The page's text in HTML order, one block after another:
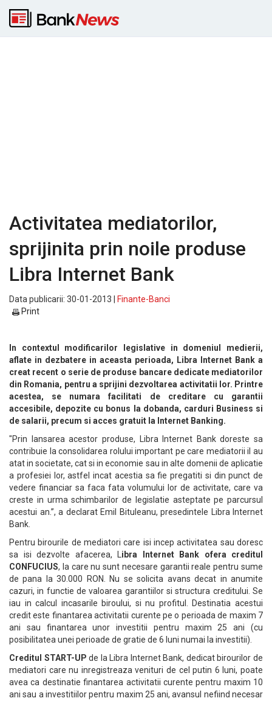
Activitatea mediatorilor,
sprijinita prin noile produse
Libra Internet Bank
Data publicarii: 30-01-2013 |
Finante-Banci
Print
In contextul modificarilor legislative in domeniul medierii,
aflate in dezbatere in aceasta perioada, Libra Internet Bank a
creat recent o serie de produse bancare dedicate mediatorilor
din Romania, pentru a sprijini dezvoltarea activitatii lor. Printre
acestea, se numara facilitati de creditare cu garantii
accesibile, depozite cu bonus la dobanda, carduri Business si
de salarii, precum si acces gratuit la Internet Banking.
"Prin lansarea acestor produse, Libra Internet Bank doreste sa
contribuie la consolidarea rolului important pe care mediatorii il au
atat in societate, cat si in economie sau in alte domenii de aplicatie
a profesiei lor, astfel incat acestia sa fie pregatiti si din punct de
vedere financiar sa faca fata volumului lor de activitate, care va
creste in urma schimbarilor de legislatie asteptate pe parcursul
acestui an.”, a declarat Emil Bituleanu, presedintele Libra Internet
Bank.
Pentru birourile de mediatori care isi incep activitatea sau doresc
sa isi dezvolte afacerea, L ibra Internet Bank ofera creditul
CONFUCIUS, la care nu sunt necesare garantii reale pentru sume
de pana la 30.000 RON. Nu se solicita avans decat in anumite
cazuri, in functie de valoarea garantiilor si structura creditului. Se
iau in calcul incasarile biroului, si nu profitul. Destinatia acestui
credit este finantarea activitatii curente pe o perioada de maxim 7
ani sau finantarea unor investitii pentru maxim 25 ani (cu
posibilitatea unei perioade de gratie de 6 luni numai la investitii).
Creditul START-UPde la Libra Internet Bank, dedicat birourilor de
mediatori care nu inregistreaza venituri de cel putin 6 luni, poate
avea ca destinatie finantarea activitatii curente pentru maxim 10
ani sau a investitiilor pentru maxim 25 ani, avansul nefiind necesar